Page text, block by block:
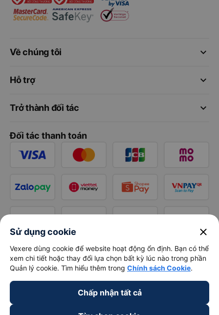
keyboard_arrow_down
Về chúng tôi
keyboard_arrow_down
Hỗ trợ
keyboard_arrow_down
Trở thành đối tác
Đối tác thanh toán
Sử dụng cookie close
Vexere dùng cookie để website hoạt động ổn định. Bạn có thể
xem chi tiết hoặc thay đổi lựa chọn bất kỳ lúc nào trong phần
Quản lý cookie. Tìm hiểu thêm trong Chính sách Cookie.
Chấp nhận tất cả